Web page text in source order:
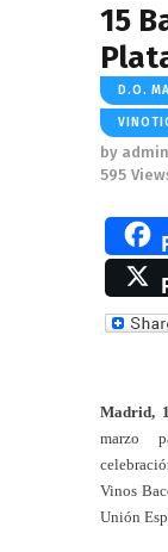
15
D.O.
by
595
Madrid,
marzo
Vinos
Unión